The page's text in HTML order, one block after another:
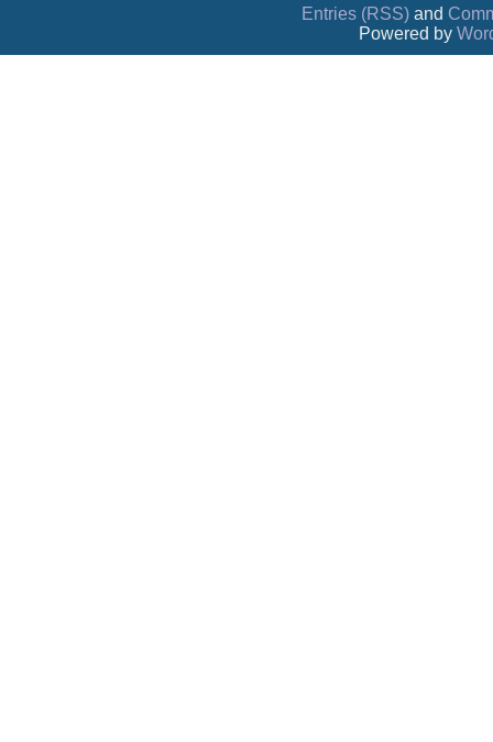
Entries (RSS)and
Powered by